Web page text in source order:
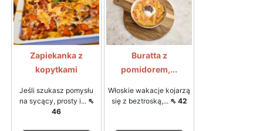
Zapiekanka z
kopytkami
Jeśli szukasz pomysłu
na sycący, prosty i... ⇖
46
Buratta z
pomidorem,...
Włoskie wakacje kojarzą
się z beztroską,... ⇖ 42